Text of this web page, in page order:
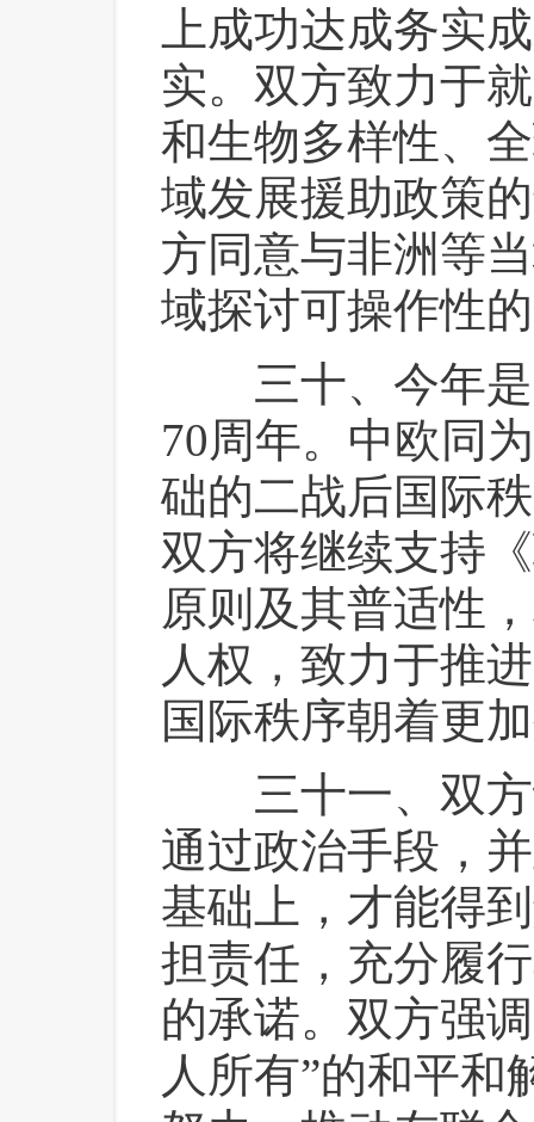
上成功达成务实
实。双方致力于
和生物多样性、
域发展援助政策
方同意与非洲等
域探讨可操作性
三十、今年是
70周年。中欧同
础的二战后国际
双方将继续支持
原则及其普适性
人权，致力于推
国际秩序朝着更
三十一、双方
通过政治手段，
基础上，才能得
担责任，充分履
的承诺。双方强
人所有”的和平和